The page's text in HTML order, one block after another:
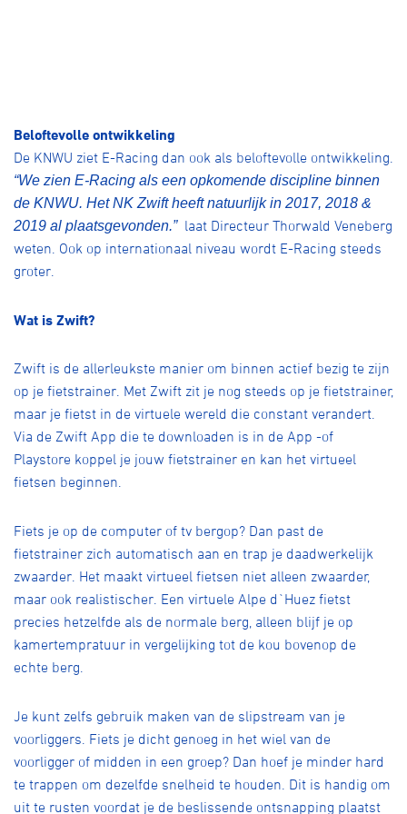
Beloftevolle ontwikkeling
De KNWU ziet E-Racing dan ook als beloftevolle ontwikkeling.
“We zien E-Racing als een opkomende discipline binnen
de KNWU. Het NK Zwift heeft natuurlijk in 2017, 2018 &
2019 al plaatsgevonden.” laat Directeur Thorwald Veneberg
weten. Ook op internationaal niveau wordt E-Racing steeds
groter.
Wat is Zwift?
Zwift is de allerleukste manier om binnen actief bezig te zijn
op je fietstrainer. Met Zwift zit je nog steeds op je fietstrainer,
maar je fietst in de virtuele wereld die constant verandert.
Via de Zwift App die te downloaden is in de App -of
Playstore koppel je jouw fietstrainer en kan het virtueel
fietsen beginnen.
Fiets je op de computer of tv bergop? Dan past de
fietstrainer zich automatisch aan en trap je daadwerkelijk
zwaarder. Het maakt virtueel fietsen niet alleen zwaarder,
maar ook realistischer. Een virtuele Alpe d`Huez fietst
precies hetzelfde als de normale berg, alleen blijf je op
kamertempratuur in vergelijking tot de kou bovenop de
echte berg.
Je kunt zelfs gebruik maken van de slipstream van je
voorliggers. Fiets je dicht genoeg in het wiel van de
voorligger of midden in een groep? Dan hoef je minder hard
te trappen om dezelfde snelheid te houden. Dit is handig om
uit te rusten voordat je de beslissende ontsnapping plaatst